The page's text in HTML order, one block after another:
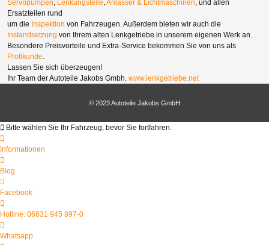
Servopumpen, Lenkungsteile,Anlasser & Lichtmaschinen, und allen
Ersatzteilen rund
um die Inspektion von Fahrzeugen. Außerdem bieten wir auch die
Instandsetzung von Ihrem alten Lenkgetriebe in unserem eigenen Werk an.
Besondere Preisvorteile und Extra-Service bekommen Sie von uns als
Profikunde.
Lassen Sie sich überzeugen!
Ihr Team der Autoteile Jakobs Gmbh. www.lenkgetriebe.net
© 2023 Autoteile Jakobs GmbH
Bitte wählen Sie Ihr Fahrzeug, bevor Sie fortfahren.
Informationen
Blog
Facebook
Hotline: 06831 945 897-0
Whatsapp